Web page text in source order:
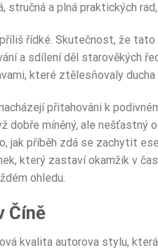
stručná a plná praktických
řídké. Skutečnost, že
a sdílení děl starověkých
které ztělesňovaly ducha
přitahováni k
dobře míněný, ale nešťastný
jak příběh zdá se zachytit
který zastaví okamžik v
ohledu.
Číně
kvalita autorova stylu,